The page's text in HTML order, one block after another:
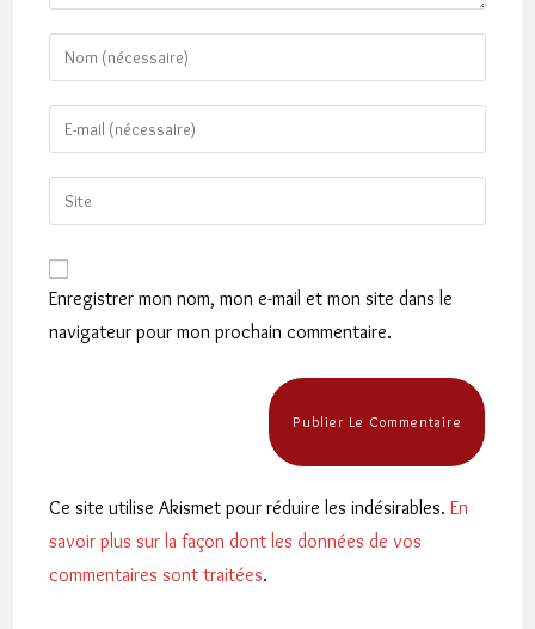
Enter
your
name
comment
Enter
your
email
address
Saisir
l’URL
votre
site
(facultatif)
Enregistrer mon nom, mon e-mail et mon site dans le
navigateur pour mon prochain commentaire.
Ce site utilise Akismet pour réduire les indésirables.En
savoir plus sur la façon dont les données de vos
commentaires sont traitées.